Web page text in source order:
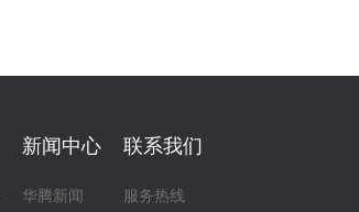
新闻中心
华腾新闻
联系我们
服务热线